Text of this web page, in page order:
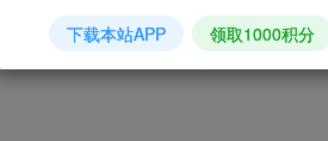
下载本站APP 领取1000积分